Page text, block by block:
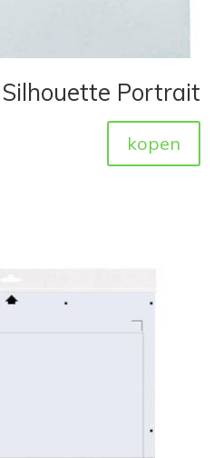
Portrait
kopen